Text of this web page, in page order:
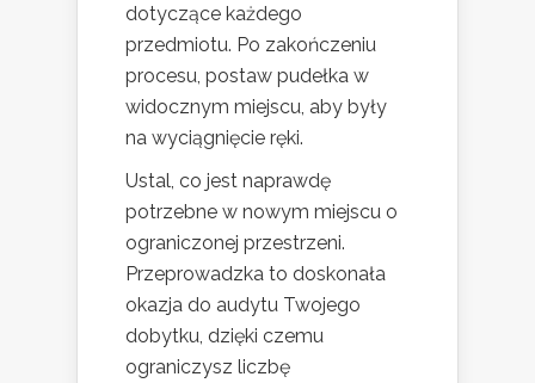
dotyczące każdego
przedmiotu. Po zakończeniu
procesu, postaw pudełka w
widocznym miejscu, aby były
na wyciągnięcie ręki.
Ustal, co jest naprawdę
potrzebne w nowym miejscu o
ograniczonej przestrzeni.
Przeprowadzka to doskonała
okazja do audytu Twojego
dobytku, dzięki czemu
ograniczysz liczbę